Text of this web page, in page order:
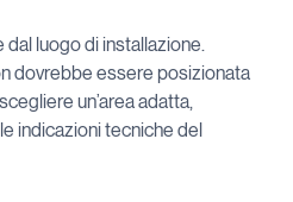
luogo di installazione.
dovrebbe essere posizionata
un’area adatta,
indicazioni tecniche del